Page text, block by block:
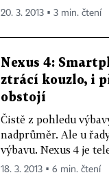
20. 3. 2013 ▪ 3 min. čtení
Nexus 4:
ztrácí kouzlo, i
obstojí
Čistě z pohledu
nadprůměr. Ale u
výbavu. Nexus 4 je
18. 3. 2013 ▪ 6 min. čtení